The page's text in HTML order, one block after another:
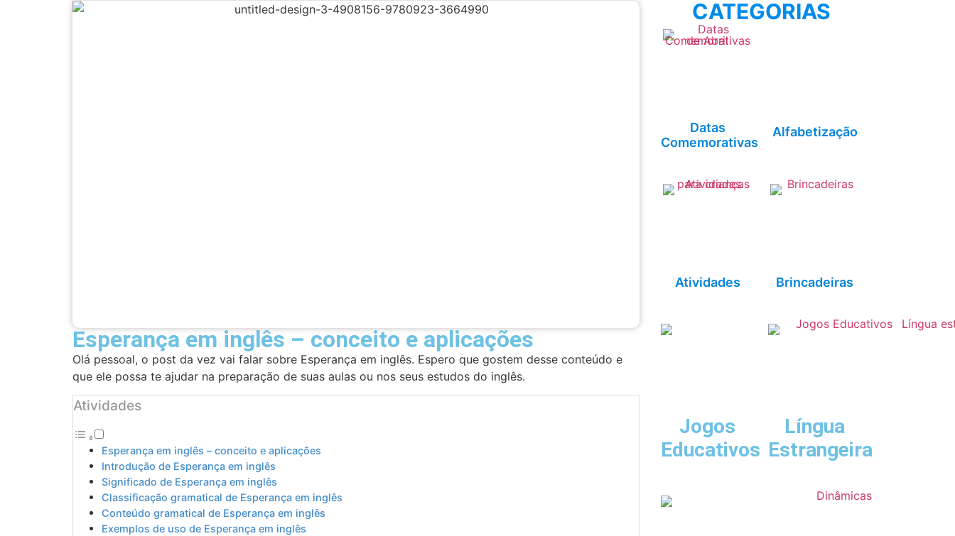
Esperança em inglês – conceito e aplicações
Olá pessoal, o post da vez vai falar sobre Esperança em inglês. Espero que gostem desse conteúdo e
que ele possa te ajudar na preparação de suas aulas ou nos seus estudos do inglês.
Atividades
Esperança em inglês – conceito e aplicações
Introdução de Esperança em inglês
Significado de Esperança em inglês
Classificação gramatical de Esperança em inglês
Conteúdo gramatical de Esperança em inglês
Exemplos de uso de Esperança em inglês
CATEGORIAS
Datas
Comemorativas
Alfabetização
Atividades Brincadeiras
Jogos
Educativos
Língua
Estrangeira